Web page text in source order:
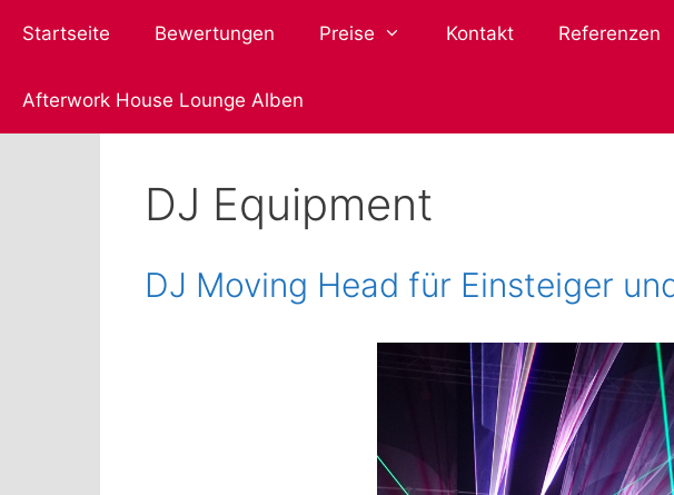
InhaltStartseite Bewertungen Preise Kontakt Referenzen
Afterwork House Lounge Alben
DJ Equipment
DJ Moving Head für Einsteiger